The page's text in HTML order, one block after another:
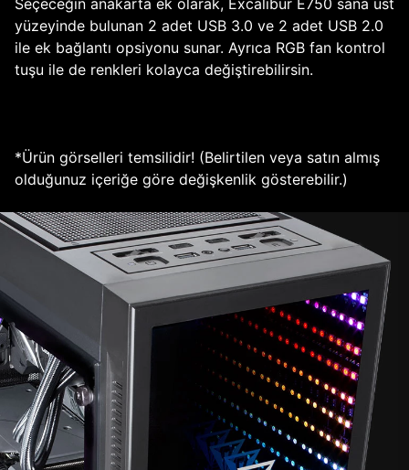
Seçeceğin anakarta ek olarak, Excalibur E750 sana üst
yüzeyinde bulunan 2 adet USB 3.0 ve 2 adet USB 2.0
ile ek bağlantı opsiyonu sunar. Ayrıca RGB fan kontrol
tuşu ile de renkleri kolayca değiştirebilirsin.
*Ürün görselleri temsilidir! (Belirtilen veya satın almış
olduğunuz içeriğe göre değişkenlik gösterebilir.)